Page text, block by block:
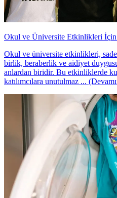
Okul ve Üniversite Etkinlikleri İçin
Okul ve üniversite etkinlikleri,
birlik, beraberlik ve aidiyet
anlardan biridir. Bu etkinliklerde
katılımcılara unutulmaz ...